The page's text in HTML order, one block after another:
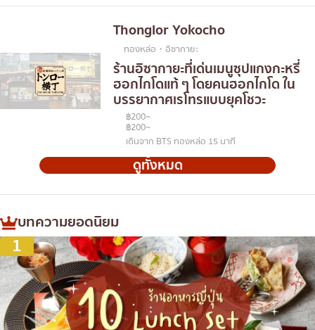
Thonglor Yokocho
ทองหล่อ・อิซากายะ
ร้านอิซากายะที่เด่นเมนูซุปแกงกะหรี่
ฮอกไกโดแท้ ๆ โดยคนฮอกไกโด ใน
บรรยากาศเรโทรแบบยุคโชวะ
฿200~
฿200~
เดินจาก BTS ทองหล่อ 15 นาที
ดูทั้งหมด
บทความยอดนิยม
1